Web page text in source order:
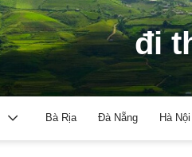
đi
Bà Rịa Đà Nẵng Hà Nội